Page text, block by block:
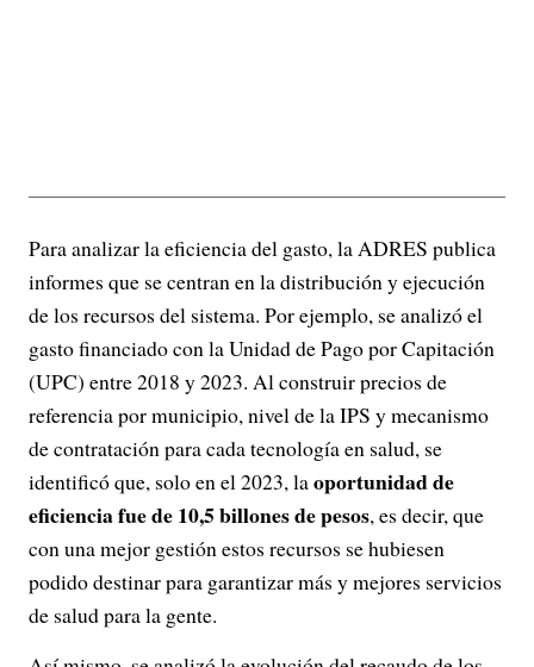
Para analizar la eficiencia del gasto, la ADRES publica
informes que se centran en la distribución y ejecución
de los recursos del sistema. Por ejemplo, se analizó el
gasto financiado con la Unidad de Pago por Capitación
(UPC) entre 2018 y 2023. Al construir precios de
referencia por municipio, nivel de la IPS y mecanismo
de contratación para cada tecnología en salud, se
identificó que, solo en el 2023, laoportunidad de
eficiencia fue de 10,5 billones de pesos, es decir, que
con una mejor gestión estos recursos se hubiesen
podido destinar para garantizar más y mejores servicios
de salud para la gente.